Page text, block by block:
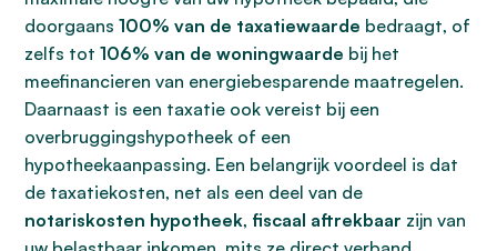
doorgaans 100% van de taxatiewaarde bedraagt, of
zelfs tot 106% van de woningwaarde bij het
meefinancieren van energiebesparende maatregelen.
Daarnaast is een taxatie ook vereist bij een
overbruggingshypotheek of een
hypotheekaanpassing. Een belangrijk voordeel is dat
de taxatiekosten, net als een deel van de
notariskosten hypotheek, fiscaal aftrekbaar zijn van